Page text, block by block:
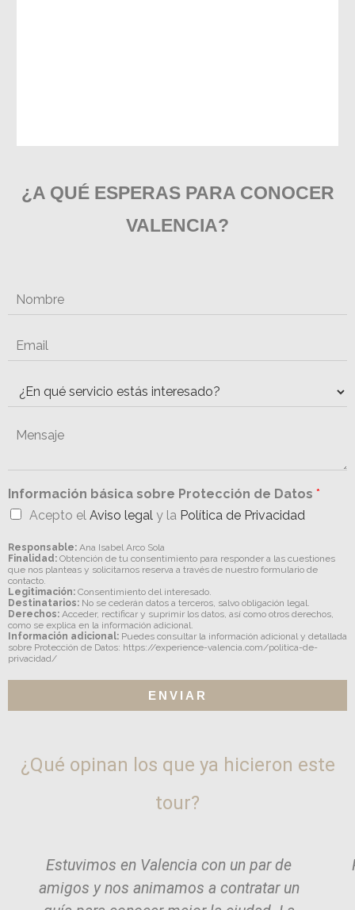
¿A QUÉ ESPERAS PARA CONOCER
VALENCIA?
Información básica sobre Protección de Datos *
Acepto el Aviso legal y la Política de Privacidad
Responsable: Ana Isabel Arco Sola
Finalidad: Obtención de tu consentimiento para responder a las cuestiones
que nos planteas y solicitarnos reserva a través de nuestro formulario de
contacto.
Legitimación: Consentimiento del interesado.
Destinatarios: No se cederán datos a terceros, salvo obligación legal.
Derechos: Acceder, rectificar y suprimir los datos, así como otros derechos,
como se explica en la información adicional.
Información adicional: Puedes consultar la información adicional y detallada
sobre Protección de Datos: https://experience-valencia.com/politica-de-
privacidad/
ENVIAR
¿Qué opinan los que ya hicieron este
tour?
Estuvimos en Valencia con un par de
amigos y nos animamos a contratar un